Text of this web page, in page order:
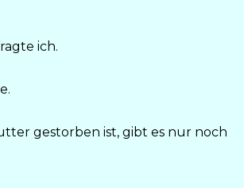
ich.
gestorben ist, gibt es nur noch